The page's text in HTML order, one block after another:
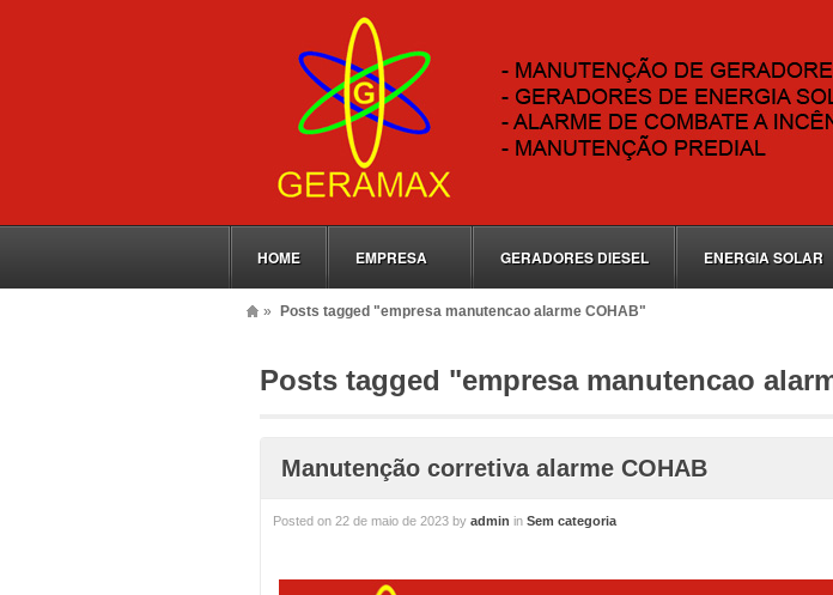
HOME EMPRESA GERADORES DIESEL ENERGIA SOLAR
» Posts tagged "empresa manutencao alarme COHAB"
Posts tagged "empresa manutencao
Manutenção corretiva alarme COHAB
Posted on 22 de maio de 2023 by admin in Sem categoria